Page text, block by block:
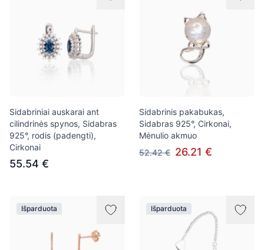
Sidabriniai auskarai ant
cilindrinės spynos, Sidabras
925°, rodis (padengti),
Cirkonai
55.54 €
Sidabrinis pakabukas,
Sidabras 925°, Cirkonai,
Mėnulio akmuo
52.42 € 26.21 €
Išparduota Išparduota